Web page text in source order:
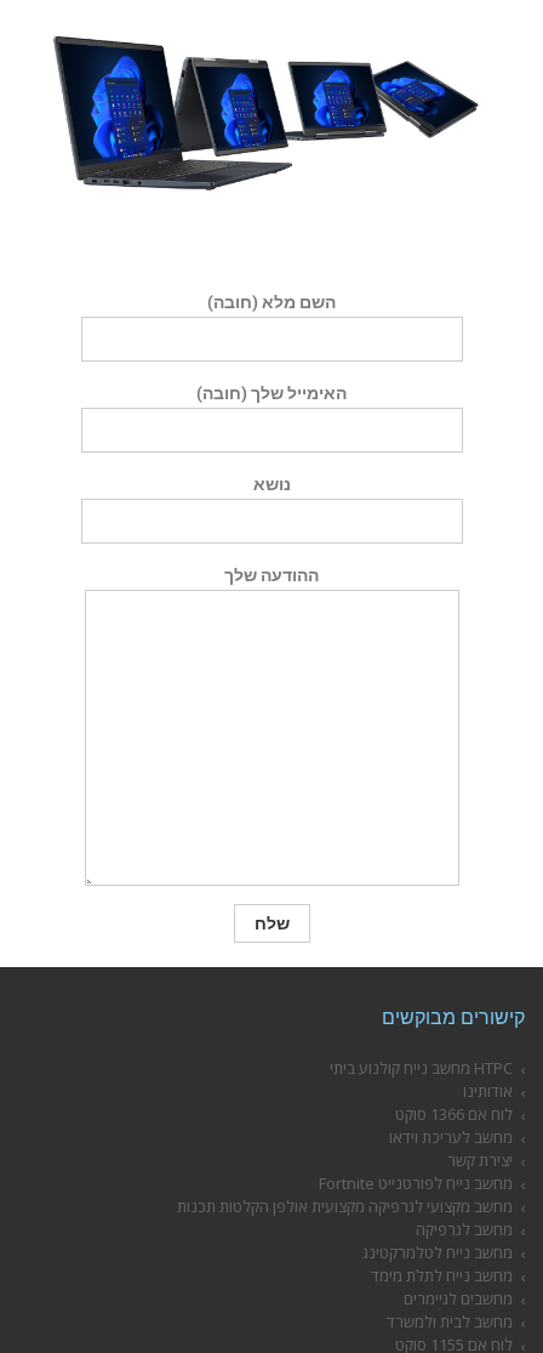
השם מלא (חובה)
האימייל שלך (חובה)
נושא
ההודעה שלך
קישורים מבוקשים
HTPC מחשב נייח קולנוע ביתי
אודותינו
לוח אם 1366 סוקט
מחשב לעריכת וידאו
יצירת קשר
מחשב נייח לפורטנייט Fortnite
מחשב מקצועי לגרפיקה מקצועית אולפן הקלטות תכנות
מחשב לגרפיקה
מחשב נייח לטלמרקטינג
מחשב נייח לתלת מימד
מחשבים לגיימרים
מחשב לבית ולמשרד
לוח אם 1155 סוקט